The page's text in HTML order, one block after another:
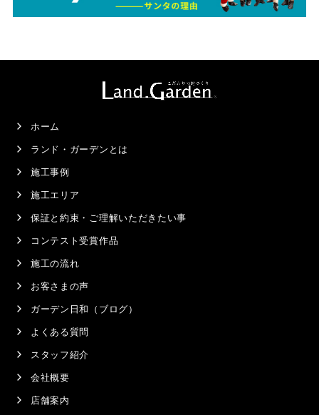
ホーム
ランド・ガーデンとは
施工事例
施工エリア
保証と約束・ご理解いただきたい事
コンテスト受賞作品
施工の流れ
お客さまの声
ガーデン日和（ブログ）
よくある質問
スタッフ紹介
会社概要
店舗案内